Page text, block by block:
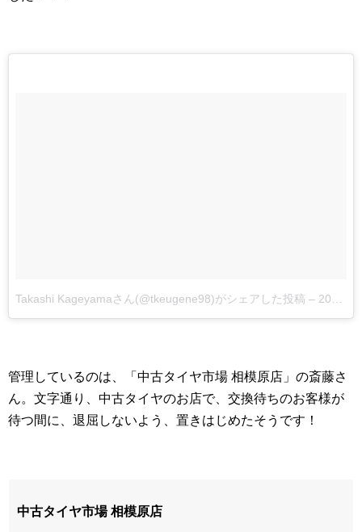
Takashi Kageyamaさん(@tkeugene98)がシェアした投稿 – 2017 11月 6 1:26午前 PST
管理しているのは、「中古タイヤ市場 相模原店」の斎藤さ
ん。文字通り、中古タイヤのお店で、交換待ちのお客様が
待つ間に、退屈しないよう、置きはじめたそうです！
中古タイヤ市場 相模原店